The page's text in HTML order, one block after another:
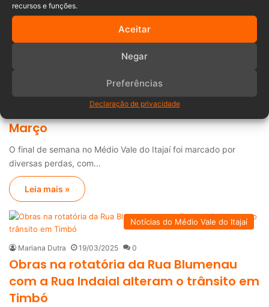
recursos e funções.
Aceitar
Negar
Preferências
Declaração de privacidade
O final de semana no Médio Vale do Itajaí foi marcado por
Óbitos do Vale do Itajaí de 15 a 20 de
Março
O final de semana no Médio Vale do Itajaí foi marcado por
diversas perdas, com…
Leia mais »
Notícias do Médio Vale do Itajaí
Mariana Dutra 19/03/2025 0
Obras na rotatória da Rua Blumenau
com a Rua Indaial alteram o trânsito em
Timbó